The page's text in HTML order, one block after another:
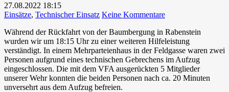
27.08.2022 18:15
Einsätze, Technischer Einsatz Keine Kommentarezu
aus
Aufzug
in
der
Feldgasse
Während der Rückfahrt von der Baumbergung in Rabenstein
wurden wir um 18:15 Uhr zu einer weiteren Hilfeleistung
verständigt. In einem Mehrparteienhaus in der Feldgasse waren zwei
Personen aufgrund eines technischen Gebrechens im Aufzug
eingeschlossen. Die mit dem VFA ausgerückten 5 Mitglieder
unserer Wehr konnten die beiden Personen nach ca. 20 Minuten
unversehrt aus dem Aufzug befreien.